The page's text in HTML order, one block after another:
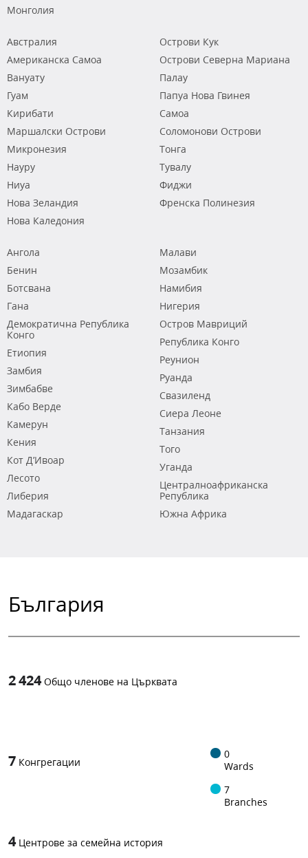
Монголия
Австралия
Американска Самоа
Вануату
Гуам
Кирибати
Маршалски Острови
Микронезия
Науру
Ниуа
Нова Зеландия
Нова Каледония
Острови Кук
Острови Северна Мариана
Палау
Папуа Нова Гвинея
Самоа
Соломонови Острови
Тонга
Тувалу
Фиджи
Френска Полинезия
Ангола
Бенин
Ботсвана
Гана
Демократична Република
Конго
Етиопия
Замбия
Зимбабве
Кабо Верде
Камерун
Кения
Кот Д’Ивоар
Лесото
Либерия
Мадагаскар
Малави
Мозамбик
Намибия
Нигерия
Остров Мавриций
Република Конго
Реунион
Руанда
Свазиленд
Сиера Леоне
Танзания
Того
Уганда
Централноафриканска
Република
Южна Африка
България
2 424 Общо членове на Църквата
7 Конгрегации
0
Wards
7
Branches
4 Центрове за семейна история